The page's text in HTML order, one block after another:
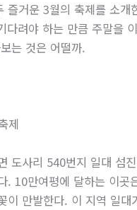
즐거운 3월의 축제를 소개
다려야 하는 만큼 주말을
는 것은 어떨까.
제
도사리 540번지 일대 섬
. 10만여평에 달하는 이곳
이 만발한다. 이 지역 일대